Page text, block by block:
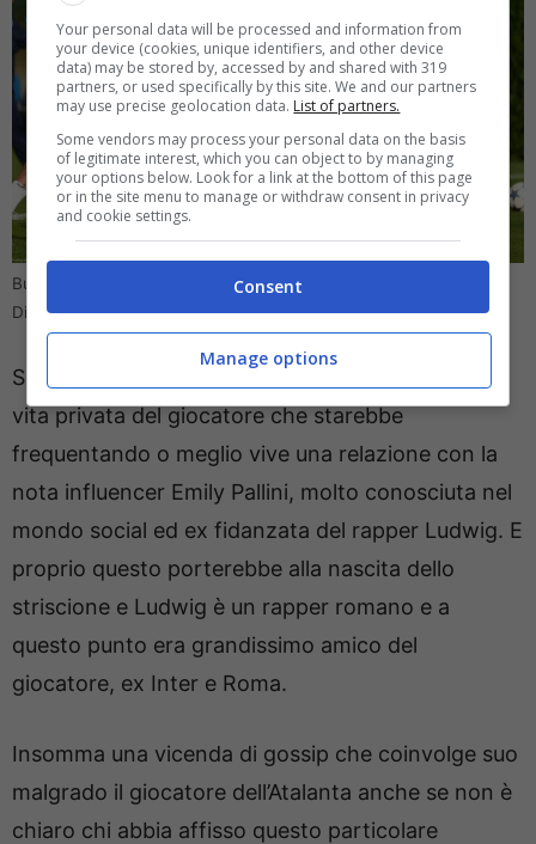
Bufera in casa Atalanta, il tradimento fa discutere (Ansa Foto)
Direttagoal
Secondo alcune indiscrezioni la storia riguarda la
vita privata del giocatore che starebbe
frequentando o meglio vive una relazione con la
nota influencer Emily Pallini, molto conosciuta nel
mondo social ed ex fidanzata del rapper Ludwig. E
proprio questo porterebbe alla nascita dello
striscione e Ludwig è un rapper romano e a
questo punto era grandissimo amico del
giocatore, ex Inter e Roma.
Insomma una vicenda di gossip che coinvolge suo
malgrado il giocatore dell’Atalanta anche se non è
chiaro chi abbia affisso questo particolare
Your personal data will be processed and information from
your device (cookies, unique identifiers, and other device
data) may be stored by, accessed by and shared with 319
partners, or used specifically by this site. We and our partners
may use precise geolocation data. List of partners.
Some vendors may process your personal data on the basis
of legitimate interest, which you can object to by managing
your options below. Look for a link at the bottom of this page
or in the site menu to manage or withdraw consent in privacy
and cookie settings.
Consent
Manage options